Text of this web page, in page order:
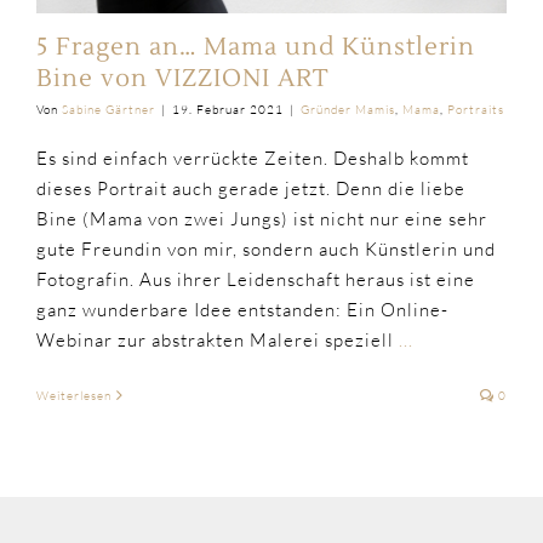
5 Fragen an… Mama und Künstlerin
Bine von VIZZIONI ART
Von Sabine Gärtner | 19. Februar 2021 | Gründer Mamis, Mama, Portraits
Es sind einfach verrückte Zeiten. Deshalb kommt
dieses Portrait auch gerade jetzt. Denn die liebe
Bine (Mama von zwei Jungs) ist nicht nur eine sehr
gute Freundin von mir, sondern auch Künstlerin und
Fotografin. Aus ihrer Leidenschaft heraus ist eine
ganz wunderbare Idee entstanden: Ein Online-
Webinar zur abstrakten Malerei speziell ...
Weiterlesen 0